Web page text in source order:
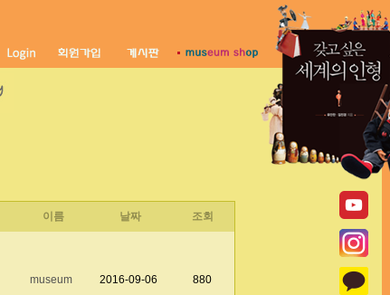
이름 날짜 조회
museum 2016-09-06 880